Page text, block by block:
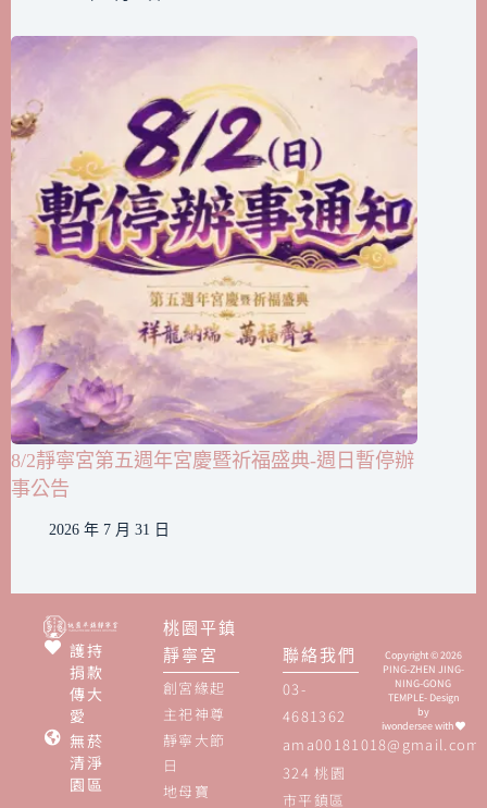
8/2靜寧宮第五週年宮慶暨祈福盛典-週日暫停辦
事公告
2026 年 7 月 31 日
護持
捐款
傳大
愛
無菸
清淨
園區
桃園平鎮
靜寧宮
創宮緣起
主祀神尊
靜寧大節
日
地母寶
聯絡我們
03-
4681362
ama00181018@gmail.com
324 桃園
市平鎮區
Copyright © 2026
PING-ZHEN JING-
NING-GONG
TEMPLE- Design
by
iwonderseewith